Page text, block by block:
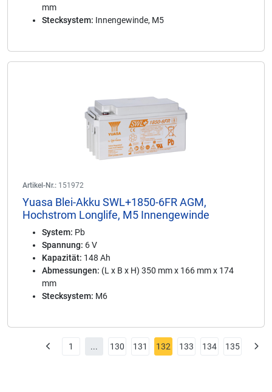
mm
Stecksystem: Innengewinde, M5
Artikel-Nr.: 151972
Yuasa Blei-Akku SWL+1850-6FR AGM,
Hochstrom Longlife, M5 Innengewinde
System: Pb
Spannung: 6 V
Kapazität: 148 Ah
Abmessungen: (L x B x H) 350 mm x 166 mm x 174
mm
Stecksystem: M6
1 ... 130 131 132 133 134 135